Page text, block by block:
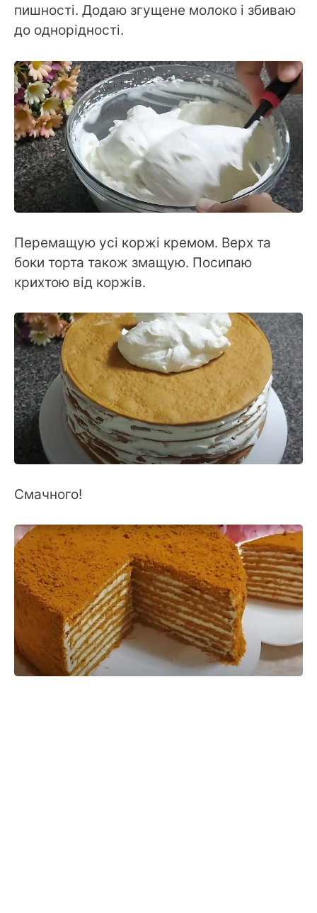
пишності. Додаю згущене молоко і збиваю
до однорідності.
Перемащую усі коржі кремом. Верх та
боки торта також змащую. Посипаю
крихтою від коржів.
Смачного!